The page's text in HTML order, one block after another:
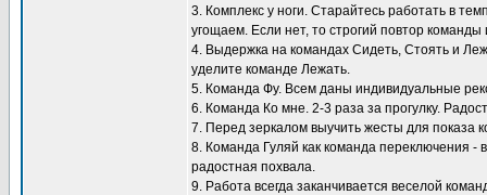
3. Комплекс у ноги. Старайтесь работать в
угощаем. Если нет, то строгий повтор
4. Выдержка на командах Сидеть, Стоять и
уделите команде Лежать.
5. Команда Фу. Всем даны индивидуальные
6. Команда Ко мне. 2-3 раза за прогулку.
7. Перед зеркалом выучить жесты для показа
8. Команда Гуляй как команда переключения -
радостная похвала.
9. Работа всегда заканчивается веселой